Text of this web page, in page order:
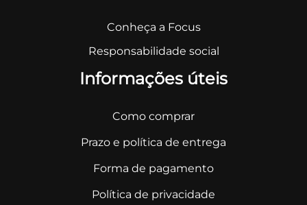
Conheça a Focus
Responsabilidade social
Informações úteis
Como comprar
Prazo e política de entrega
Forma de pagamento
Política de privacidade